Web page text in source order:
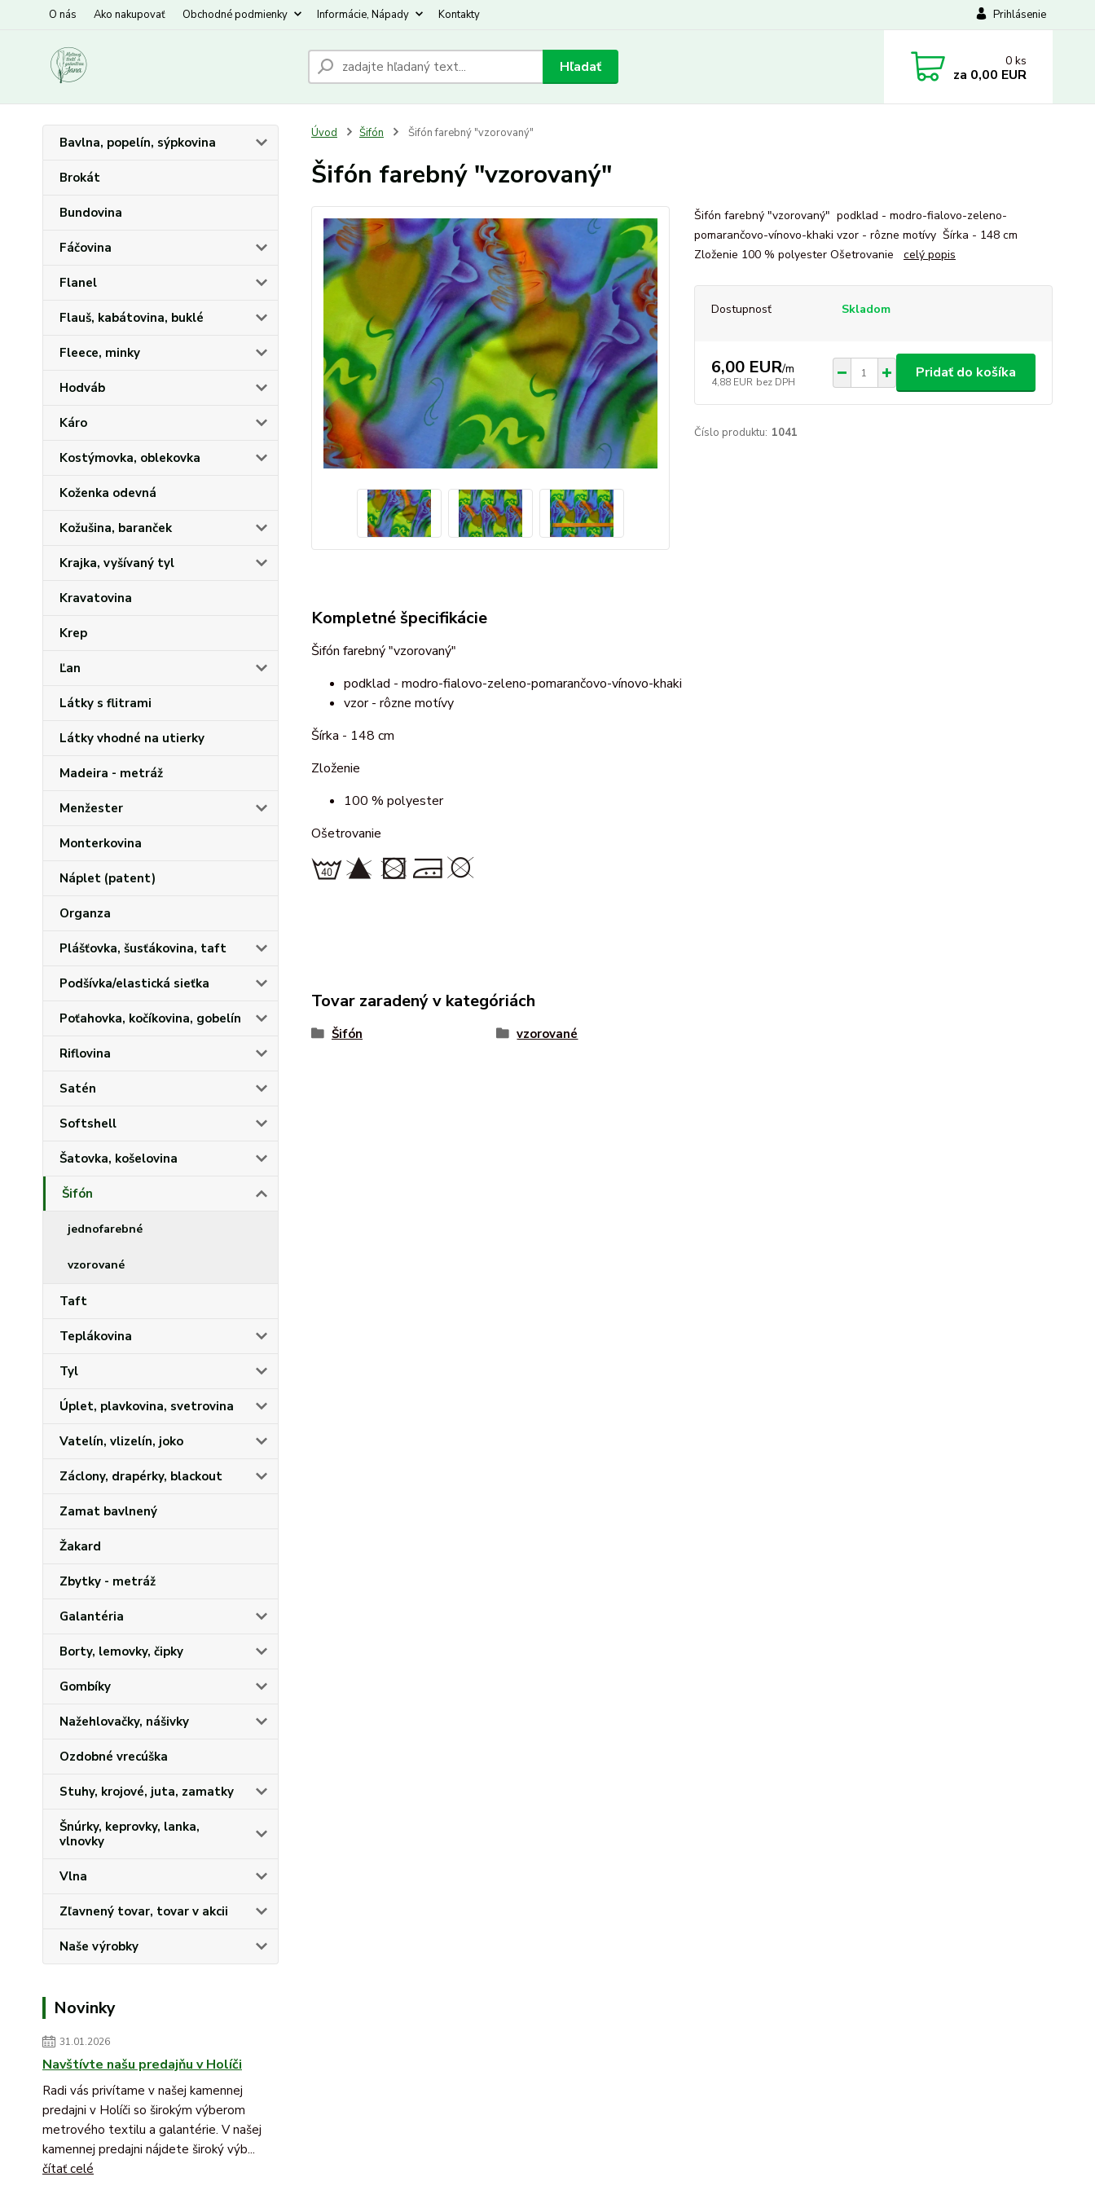
O nás Ako nakupovať Obchodné podmienky Informácie, Nápady Kontakty Prihlásenie
Hľadať 0 ks
za 0,00 EUR
Bavlna, popelín, sýpkovina
Brokát
Bundovina
Fáčovina
Flanel
Flauš, kabátovina, buklé
Fleece, minky
Hodváb
Káro
Kostýmovka, oblekovka
Koženka odevná
Kožušina, baranček
Krajka, vyšívaný tyl
Kravatovina
Krep
Ľan
Látky s flitrami
Látky vhodné na utierky
Madeira - metráž
Menžester
Monterkovina
Náplet (patent)
Organza
Plášťovka, šusťákovina, taft
Podšívka/elastická sieťka
Poťahovka, kočíkovina, gobelín
Riflovina
Satén
Softshell
Šatovka, košelovina
Šifón
jednofarebné
vzorované
Taft
Teplákovina
Tyl
Úplet, plavkovina, svetrovina
Vatelín, vlizelín, joko
Záclony, drapérky, blackout
Zamat bavlnený
Žakard
Zbytky - metráž
Galantéria
Borty, lemovky, čipky
Gombíky
Nažehlovačky, nášivky
Ozdobné vrecúška
Stuhy, krojové, juta, zamatky
Šnúrky, keprovky, lanka,
vlnovky
Vlna
Zľavnený tovar, tovar v akcii
Naše výrobky
Novinky
31.01.2026
Navštívte našu predajňu v Holíči
Radi vás privítame v našej kamennej
predajni v Holíči so širokým výberom
metrového textilu a galantérie. V našej
kamennej predajni nájdete široký výb...
čítať celé
Úvod Šifón Šifón farebný "vzorovaný"
Šifón farebný "vzorovaný"
Šifón farebný "vzorovaný" podklad - modro-fialovo-zeleno-
pomarančovo-vínovo-khaki vzor - rôzne motívy Šírka - 148 cm
Zloženie 100 % polyester Ošetrovanie celý popis
Dostupnosť Skladom
6,00 EUR/m
4,88 EUR bez DPH
Pridať do košíka
Číslo produktu: 1041
Kompletné špecifikácie
Šifón farebný "vzorovaný"
podklad - modro-fialovo-zeleno-pomarančovo-vínovo-khaki
vzor - rôzne motívy
Šírka - 148 cm
Zloženie
100 % polyester
Ošetrovanie
Tovar zaradený v kategóriách
Šifón vzorované